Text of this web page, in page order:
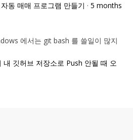
동 매매 프로그램 만들기 · 5 months
에서는 git bash 를 쓸일이 많지
깃허브 저장소로 Push 안될 때 오